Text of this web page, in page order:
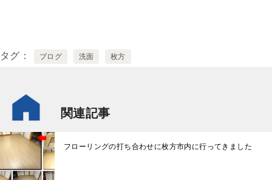
タグ ブログ 洗面 枚方
関連記事
フローリングの打ち合わせに枚方市内に行ってきました